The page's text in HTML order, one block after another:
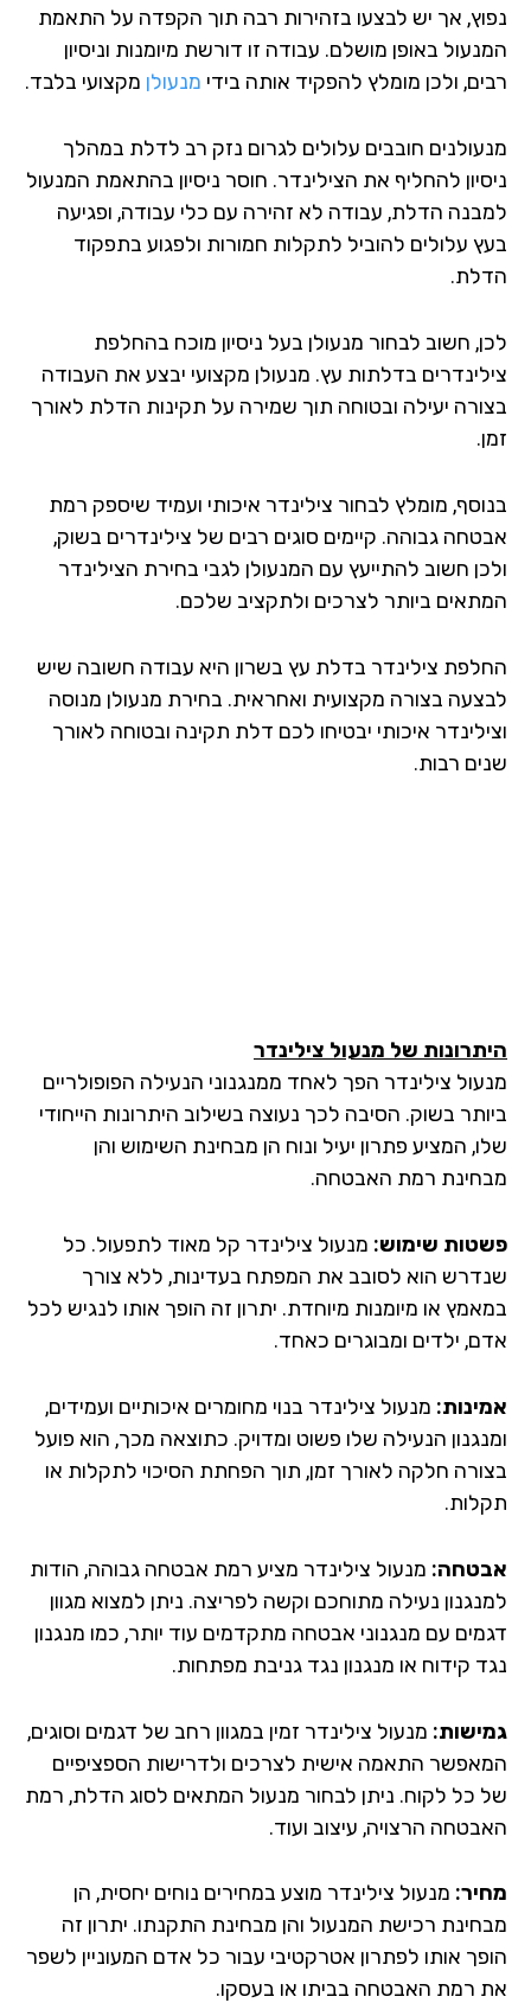
אך יש לבצעו בזהירות רבה תוך הקפדה על התאמת
באופן מושלם. עבודה זו דורשת מיומנות וניסיון
ולכן מומלץ להפקיד אותה בידי מנעולןמקצועי בלבד.
חובבים עלולים לגרום נזק רב לדלת במהלך
להחליף את הצילינדר. חוסר ניסיון בהתאמת המנעול
הדלת, עבודה לא זהירה עם כלי עבודה, ופגיעה
עלולים להוביל לתקלות חמורות ולפגוע בתפקוד
חשוב לבחור מנעולן בעל ניסיון מוכח בהחלפת
בדלתות עץ. מנעולן מקצועי יבצע את העבודה
יעילה ובטוחה תוך שמירה על תקינות הדלת לאורך
מומלץ לבחור צילינדר איכותי ועמיד שיספק רמת
גבוהה. קיימים סוגים רבים של צילינדרים בשוק,
חשוב להתייעץ עם המנעולן לגבי בחירת הצילינדר
ביותר לצרכים ולתקציב שלכם.
צילינדר בדלת עץ בשרון היא עבודה חשובה שיש
בצורה מקצועית ואחראית. בחירת מנעולן מנוסה
איכותי יבטיחו לכם דלת תקינה ובטוחה לאורך
רבות.
של מנעול צילינדר
צילינדר הפך לאחד ממנגנוני הנעילה הפופולריים
בשוק. הסיבה לכך נעוצה בשילוב היתרונות הייחודי
המציע פתרון יעיל ונוח הן מבחינת השימוש והן
רמת האבטחה.
שימוש:מנעול צילינדר קל מאוד לתפעול. כל
הוא לסובב את המפתח בעדינות, ללא צורך
או מיומנות מיוחדת. יתרון זה הופך אותו לנגיש לכל
ילדים ומבוגרים כאחד.
מנעול צילינדר בנוי מחומרים איכותיים ועמידים,
הנעילה שלו פשוט ומדויק. כתוצאה מכך, הוא פועל
חלקה לאורך זמן, תוך הפחתת הסיכוי לתקלות או
מנעול צילינדר מציע רמת אבטחה גבוהה, הודות
נעילה מתוחכם וקשה לפריצה. ניתן למצוא מגוון
עם מנגנוני אבטחה מתקדמים עוד יותר, כמו מנגנון
קידוח או מנגנון נגד גניבת מפתחות.
מנעול צילינדר זמין במגוון רחב של דגמים וסוגים,
התאמה אישית לצרכים ולדרישות הספציפיים
כל לקוח. ניתן לבחור מנעול המתאים לסוג הדלת, רמת
הרצויה, עיצוב ועוד.
מנעול צילינדר מוצע במחירים נוחים יחסית, הן
רכישת המנעול והן מבחינת התקנתו. יתרון זה
אותו לפתרון אטרקטיבי עבור כל אדם המעוניין לשפר
רמת האבטחה בביתו או בעסקו.